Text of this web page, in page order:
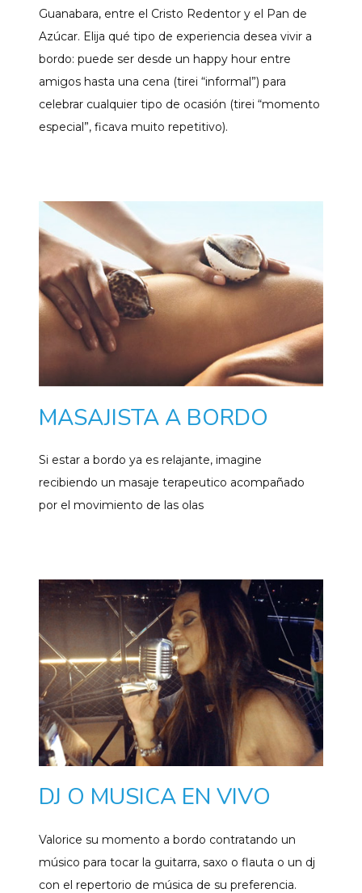
Guanabara, entre el Cristo Redentor y el Pan de
Azúcar. Elija qué tipo de experiencia desea vivir a
bordo: puede ser desde un happy hour entre
amigos hasta una cena (tirei “informal”) para
celebrar cualquier tipo de ocasión (tirei “momento
especial”, ficava muito repetitivo).
MASAJISTA A BORDO
Si estar a bordo ya es relajante, imagine
recibiendo un masaje terapeutico acompañado
por el movimiento de las olas
DJ O MUSICA EN VIVO
Valorice su momento a bordo contratando un
músico para tocar la guitarra, saxo o flauta o un dj
con el repertorio de música de su preferencia.